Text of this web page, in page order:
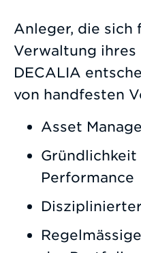
Anleger, die sich
Verwaltung ihres
DECALIA
von handfesten
Asset
Gründlichkeit
Performance